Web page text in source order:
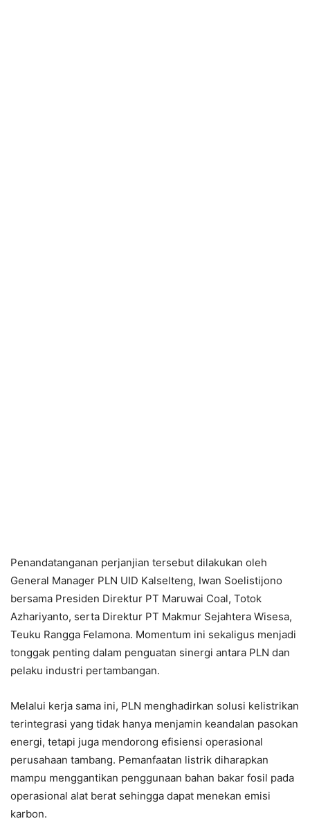
Penandatanganan perjanjian tersebut dilakukan oleh
General Manager PLN UID Kalselteng, Iwan Soelistijono
bersama Presiden Direktur PT Maruwai Coal, Totok
Azhariyanto, serta Direktur PT Makmur Sejahtera Wisesa,
Teuku Rangga Felamona. Momentum ini sekaligus menjadi
tonggak penting dalam penguatan sinergi antara PLN dan
pelaku industri pertambangan.
Melalui kerja sama ini, PLN menghadirkan solusi kelistrikan
terintegrasi yang tidak hanya menjamin keandalan pasokan
energi, tetapi juga mendorong efisiensi operasional
perusahaan tambang. Pemanfaatan listrik diharapkan
mampu menggantikan penggunaan bahan bakar fosil pada
operasional alat berat sehingga dapat menekan emisi
karbon.